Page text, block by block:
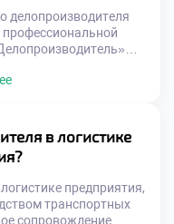
реакций. Хаотичная
[…]
делопроизводителя
невозможно
данной дисциплины.
регистрации и
учатся управлять
в логистике
предприятия,
транспортных
сопровождение